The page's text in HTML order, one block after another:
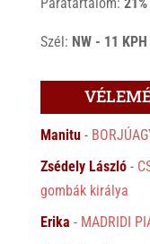
Páratartalom: 21%
Szél: NW - 11 KPH
Manitu-
Zsédely László-
gombák királya
Erika - MADRIDI